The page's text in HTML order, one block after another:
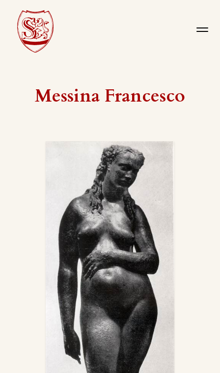
Messina Francesco